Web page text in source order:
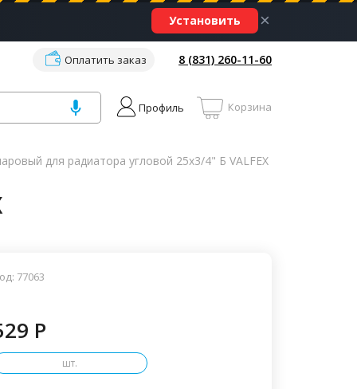
Установить ×
Оплатить заказ 8 (831) 260-11-60
Профиль Корзина
для радиатора угловой 25х3/4" Б VALFEX
77063
P
шт.